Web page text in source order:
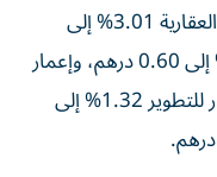
وفي قطاع العقارات، هبط سهم إعمار العقارية 3.01% إلى
11.60 درهم، والاتحاد العقارية 1.47% إلى 0.60 درهم، وإعمار
للتطوير 1.44% إلى 13.60 درهم، وديار للتطوير 1.32% إلى